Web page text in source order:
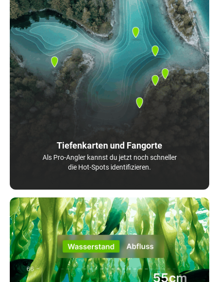
Tiefenkarten und Fangorte
Als Pro-Angler kannst du jetzt noch schneller
die Hot-Spots identifizieren.